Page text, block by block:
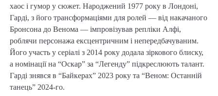
хаос і гумор у сюжет. Народжений 1977 року в Лондоні,
Гарді, з його трансформаціями для ролей — від накачаного
Бронсона до Венома — імпровізував репліки Алфі,
роблячи персонажа ексцентричним і непередбачуваним.
Його участь у серіалі з 2014 року додала зіркового блиску,
а номінації на “Оскар” за “Легенду” підкреслюють талант.
Гарді знявся в “Байкерах” 2023 року та “Веном: Останній
танець” 2024-го.